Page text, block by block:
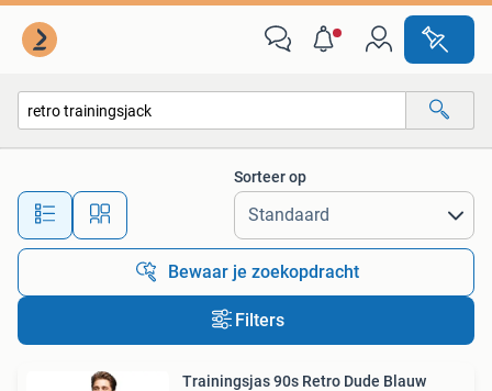
Alle afstanden…
Sorteer op
Bewaar je zoekopdracht
Filters
Trainingsjas 90s Retro Dude Blauw